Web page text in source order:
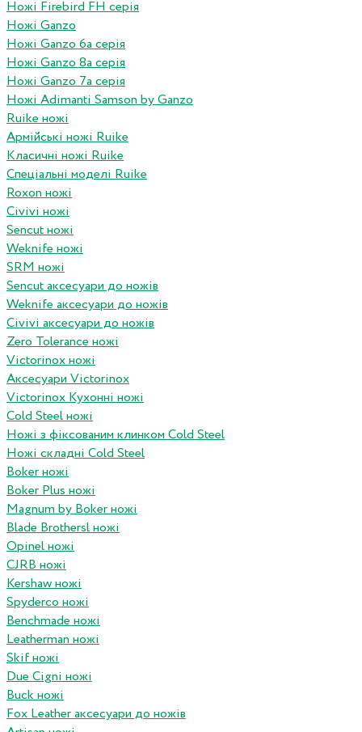
Ножі Firebird FH серія
Ножі Ganzo
Ножі Ganzo 6а серія
Ножі Ganzo 8а серія
Ножі Ganzo 7а серія
Ножі Adimanti Samson by Ganzo
Ruike ножі
Армійські ножі Ruike
Класичні ножі Ruike
Спеціальні моделі Ruike
Roxon ножi
Civivi ножі
Sencut ножі
Weknife ножі
SRM ножі
Sencut аксесуари до ножів
Weknife аксесуари до ножів
Civivi аксесуари до ножів
Zero Tolerance ножі
Victorinox ножі
Аксесуари Victorinox
Victorinox Кухонні ножі
Cold Steel ножі
Ножі з фіксованим клинком Cold Steel
Ножі складні Cold Steel
Boker ножі
Boker Plus ножі
Magnum by Boker ножі
Blade Brothersl ножі
Opinel ножі
CJRB ножі
Kershaw ножі
Spyderco ножі
Benchmade ножі
Leatherman ножі
Skif ножі
Due Cigni ножі
Buck ножі
Fox Leather аксесуари до ножів